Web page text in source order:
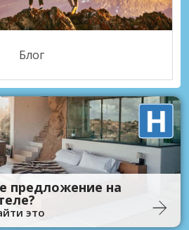
Блог
предложение на
это